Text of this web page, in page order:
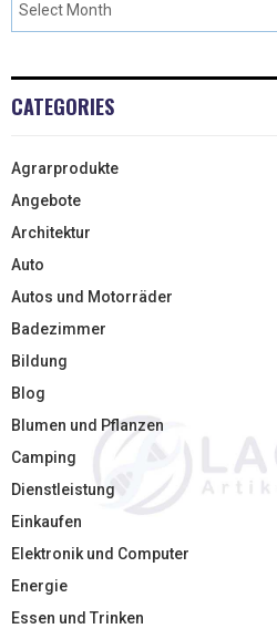
CATEGORIES
Agrarprodukte
Angebote
Architektur
Auto
Autos und Motorräder
Badezimmer
Bildung
Blog
Blumen und Pflanzen
Camping
Dienstleistung
Einkaufen
Elektronik und Computer
Energie
Essen und Trinken